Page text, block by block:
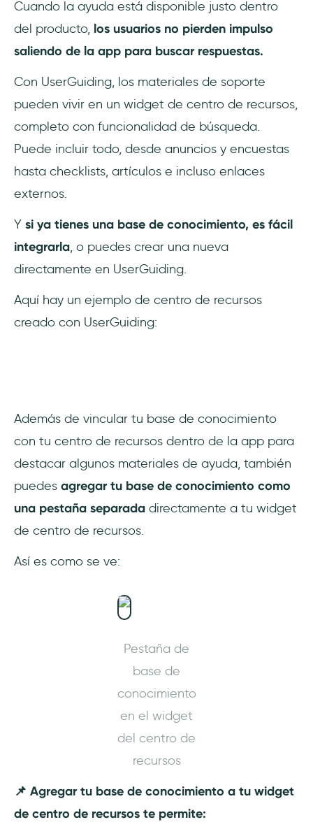
Cuando la ayuda está disponible justo dentro
del producto, los usuarios no pierden impulso
saliendo de la app para buscar respuestas.
Con UserGuiding, los materiales de soporte
pueden vivir en un widget de centro de recursos,
completo con funcionalidad de búsqueda.
Puede incluir todo, desde anuncios y encuestas
hasta checklists, artículos e incluso enlaces
externos.
Y si ya tienes una base de conocimiento, es fácil
integrarla, o puedes crear una nueva
directamente en UserGuiding.
Aquí hay un ejemplo de centro de recursos
creado con UserGuiding:
Además de vincular tu base de conocimiento
con tu centro de recursos dentro de la app para
destacar algunos materiales de ayuda, también
puedes agregar tu base de conocimiento como
una pestaña separada directamente a tu widget
de centro de recursos.
Así es como se ve:
Pestaña de
base de
conocimiento
en el widget
del centro de
recursos
📌 Agregar tu base de conocimiento a tu widget
de centro de recursos te permite: